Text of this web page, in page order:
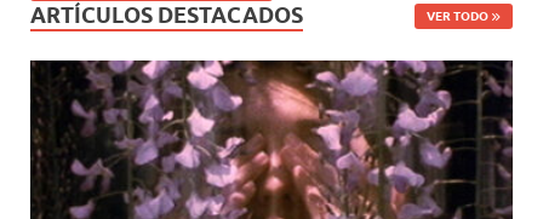
ARTÍCULOS DESTACADOS VER TODO